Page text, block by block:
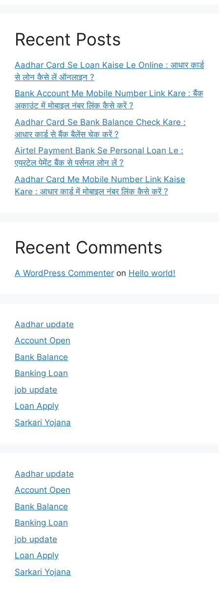
Recent Posts
Aadhar Card Se Loan Kaise Le Online : आधार कार्ड
से लोन कैसे लें ऑनलाइन ?
Bank Account Me Mobile Number Link Kare : बैंक
अकाउंट में मोबाइल नंबर लिंक कैसे करें ?
Aadhar Card Se Bank Balance Check Kare :
आधार कार्ड से बैंक बैलेंस चेक करें ?
Airtel Payment Bank Se Personal Loan Le :
एयरटेल पेमेंट बैंक से पर्सनल लोन लें ?
Aadhar Card Me Mobile Number Link Kaise
Kare : आधार कार्ड में मोबाइल नंबर लिंक कैसे करें ?
Recent Comments
A WordPress Commenter on Hello world!
Aadhar update
Account Open
Bank Balance
Banking Loan
job update
Loan Apply
Sarkari Yojana
Aadhar update
Account Open
Bank Balance
Banking Loan
job update
Loan Apply
Sarkari Yojana